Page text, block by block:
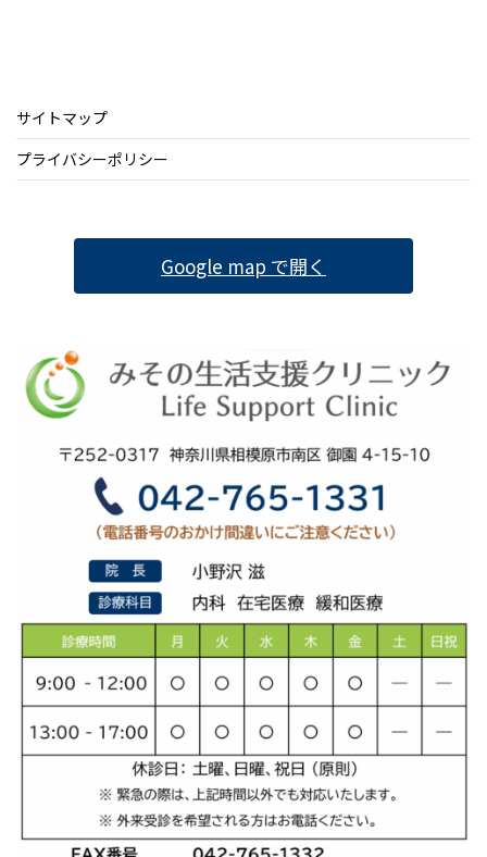
サイトマップ
プライバシーポリシー
Google map で開く